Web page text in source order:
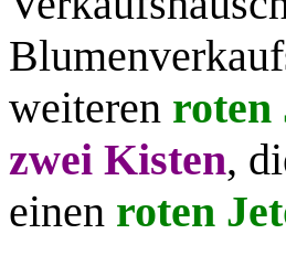
weiteren roten
zwei Kisten,
einen roten